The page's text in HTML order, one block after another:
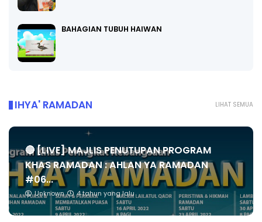
BAHAGIAN TUBUH HAIWAN
LIHAT SEMUA
IHYA' RAMADAN
🔴 [LIVE] MAJLIS PENUTUPAN PROGRAM
KHAS RAMADAN : AHLAN YA RAMADAN
#06...
Unknown 4 tahun yang lalu